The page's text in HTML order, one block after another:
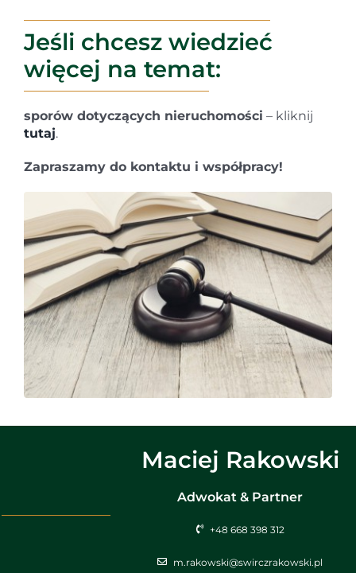
Jeśli chcesz wiedzieć
więcej na temat:
sporów dotyczących nieruchomości – kliknij
tutaj.
Zapraszamy do kontaktu i współpracy!
Maciej Rakowski
Adwokat & Partner
+48 668 398 312
m.rakowski@swirczrakowski.pl